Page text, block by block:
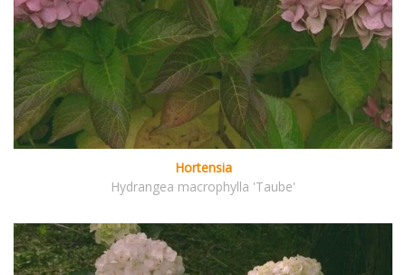
Hortensia
Hydrangea macrophylla 'Taube'